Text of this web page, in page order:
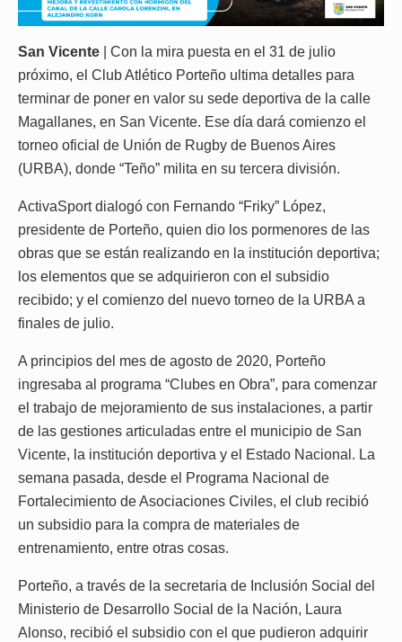
San Vicente | Con la mira puesta en el 31 de julio
próximo, el Club Atlético Porteño ultima detalles para
terminar de poner en valor su sede deportiva de la calle
Magallanes, en San Vicente. Ese día dará comienzo el
torneo oficial de Unión de Rugby de Buenos Aires
(URBA), donde “Teño” milita en su tercera división.
ActivaSport dialogó con Fernando “Friky” López,
presidente de Porteño, quien dio los pormenores de las
obras que se están realizando en la institución deportiva;
los elementos que se adquirieron con el subsidio
recibido; y el comienzo del nuevo torneo de la URBA a
finales de julio.
A principios del mes de agosto de 2020, Porteño
ingresaba al programa “Clubes en Obra”, para comenzar
el trabajo de mejoramiento de sus instalaciones, a partir
de las gestiones articuladas entre el municipio de San
Vicente, la institución deportiva y el Estado Nacional. La
semana pasada, desde el Programa Nacional de
Fortalecimiento de Asociaciones Civiles, el club recibió
un subsidio para la compra de materiales de
entrenamiento, entre otras cosas.
Porteño, a través de la secretaria de Inclusión Social del
Ministerio de Desarrollo Social de la Nación, Laura
Alonso, recibió el subsidio con el que pudieron adquirir